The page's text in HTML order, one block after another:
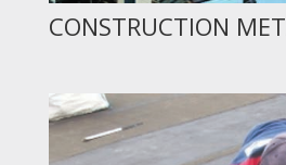
CONSTRUCTION